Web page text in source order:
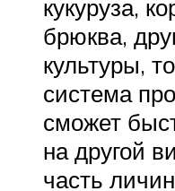
кукуруза,
брюква,
культуры,
система
сможет
на другой
часть